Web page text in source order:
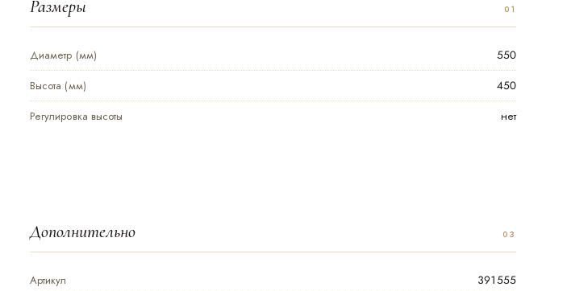
Размеры
Диаметр (мм)
550
Высота (мм)
450
Регулировка высоты
нет
Дополнительно
Артикул
391555